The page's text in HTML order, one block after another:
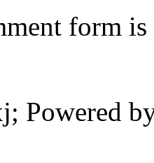
form
Powered